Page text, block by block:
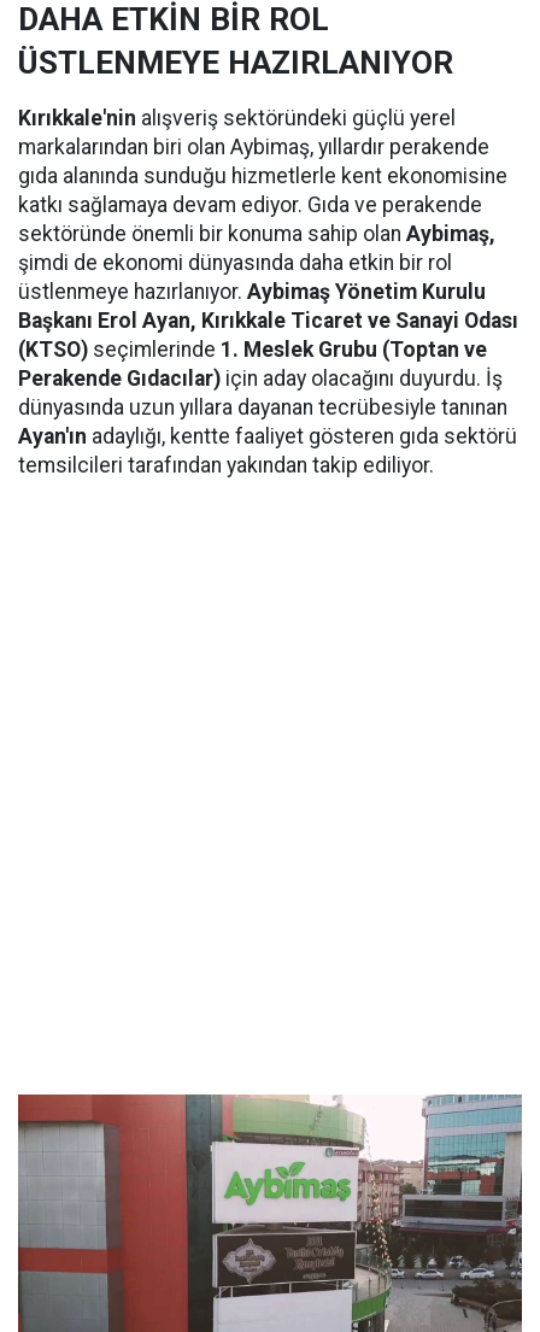
DAHA ETKİN BİR ROL
ÜSTLENMEYE HAZIRLANIYOR
Kırıkkale'nin alışveriş sektöründeki güçlü yerel
markalarından biri olan Aybimaş, yıllardır perakende
gıda alanında sunduğu hizmetlerle kent ekonomisine
katkı sağlamaya devam ediyor. Gıda ve perakende
sektöründe önemli bir konuma sahip olan Aybimaş,
şimdi de ekonomi dünyasında daha etkin bir rol
üstlenmeye hazırlanıyor. Aybimaş Yönetim Kurulu
Başkanı Erol Ayan, Kırıkkale Ticaret ve Sanayi Odası
(KTSO) seçimlerinde 1. Meslek Grubu (Toptan ve
Perakende Gıdacılar) için aday olacağını duyurdu. İş
dünyasında uzun yıllara dayanan tecrübesiyle tanınan
Ayan'ın adaylığı, kentte faaliyet gösteren gıda sektörü
temsilcileri tarafından yakından takip ediliyor.